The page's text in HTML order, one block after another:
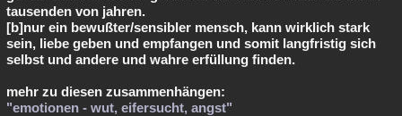
tausenden von jahren.
[b]nur ein bewußter/sensibler mensch, kann wirklich stark
sein, liebe geben und empfangen und somit langfristig sich
selbst und andere und wahre erfüllung finden.
mehr zu diesen zusammenhängen:
"emotionen - wut, eifersucht, angst"